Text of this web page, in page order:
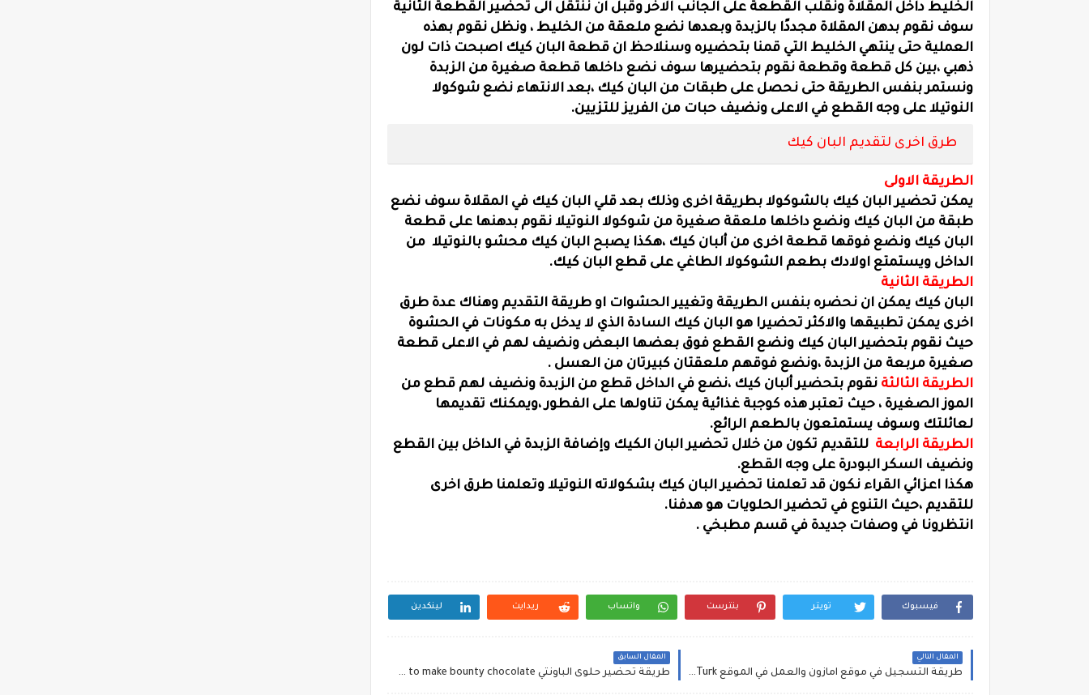
الخليط داخل المقلاة ونقلب القطعة على الجانب الاخر وقبل ان ننتقل الى تحضير القطعة الثانية
سوف نقوم بدهن المقلاة مجددًا بالزبدة وبعدها نضع ملعقة من الخليط ، ونظل نقوم بهذه
العملية حتى ينتهي الخليط التي قمنا بتحضيره وسنلاحظ ان قطعة البان كيك اصبحت ذات لون
ذهبي ،بين كل قطعة وقطعة نقوم بتحضيرها سوف نضع داخلها قطعة صغيرة من الزبدة
ونستمر بنفس الطريقة حتى نحصل على طبقات من البان كيك ،بعد الانتهاء نضع شوكولا
النوتيلا على وجه القطع في الاعلى ونضيف حبات من الفريز للتزيين.
طرق اخرى لتقديم البان كيك
الطريقة الاولى
يمكن تحضير البان كيك بالشوكولا بطريقة اخرى وذلك بعد قلي البان كيك في المقلاة سوف نضع
طبقة من البان كيك ونضع داخلها ملعقة صغيرة من شوكولا النوتيلا نقوم بدهنها على قطعة
البان كيك ونضع فوقها قطعة اخرى من ألبان كيك ،هكذا يصبح البان كيك محشو بالنوتيلا من
الداخل ويستمتع اولادك بطعم الشوكولا الطاغي على قطع البان كيك.
الطريقة الثانية
البان كيك يمكن ان نحضره بنفس الطريقة وتغيير الحشوات او طريقة التقديم وهناك عدة طرق
اخرى يمكن تطبيقها والاكثر تحضيرا هو البان كيك السادة الذي لا يدخل به مكونات في الحشوة
حيث نقوم بتحضير البان كيك ونضع القطع فوق بعضها البعض ونضيف لهم في الاعلى قطعة
صغيرة مربعة من الزبدة ،ونضع فوقهم ملعقتان كبيرتان من العسل .
الطريقة الثالثة نقوم بتحضير ألبان كيك ،نضع في الداخل قطع من الزبدة ونضيف لهم قطع من
الموز الصغيرة ، حيث تعتبر هذه كوجبة غذائية يمكن تناولها على الفطور ،ويمكنك تقديمها
لعائلتك وسوف يستمتعون بالطعم الرائع.
الطريقة الرابعة للتقديم تكون من خلال تحضير البان الكيك وإضافة الزبدة في الداخل بين القطع
ونضيف السكر البودرة على وجه القطع.
هكذا اعزائي القراء نكون قد تعلمنا تحضير البان كيك بشكولاته النوتيلا وتعلمنا طرق اخرى
للتقديم ،حيث التنوع في تحضير الحلويات هو هدفنا.
انتظرونا في وصفات جديدة في قسم مطبخي .
فيسبوك تويتر بنترست واتساب ريدايت لينكدين
المقال التالي
طريقة التسجيل في موقع امازون والعمل في الموقع Amazon mechanical Turk
المقال السابق
طريقة تحضير حلوى الباونتي how to make bounty chocolate